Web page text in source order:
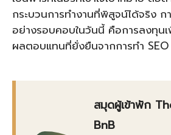
กระบวนการทำงานที่พิสูจน์ได้จริง ก
อย่างรอบคอบในวันนี้ คือการลงทุนเ
ผลตอบแทนที่ยั่งยืนจากการทำ SEO
สมุดผู้เข้าพัก
BnB